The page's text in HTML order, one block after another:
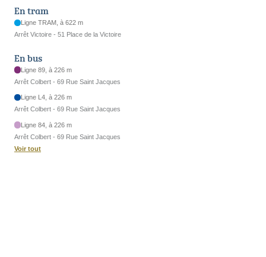
En tram
Ligne TRAM, à 622 m
Arrêt Victoire - 51 Place de la Victoire
En bus
Ligne 89, à 226 m
Arrêt Colbert - 69 Rue Saint Jacques
Ligne L4, à 226 m
Arrêt Colbert - 69 Rue Saint Jacques
Ligne 84, à 226 m
Arrêt Colbert - 69 Rue Saint Jacques
Voir tout